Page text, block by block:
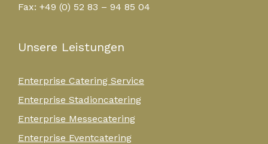
Fax: +49 (0) 52 83 – 94 85 04
Unsere Leistungen
Enterprise Catering Service
Enterprise Stadioncatering
Enterprise Messecatering
Enterprise Eventcatering